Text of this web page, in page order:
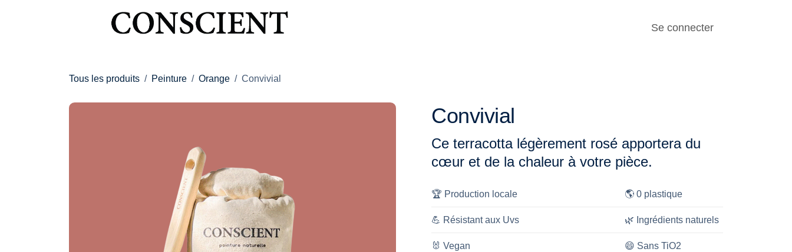
Se connecter
Tous les produits Peinture Orange Convivial
Convivial
Ce terracotta légèrement rosé apportera du
cœur et de la chaleur à votre pièce.
🏆 Production locale 🌎 0 plastique
💪 Résistant aux Uvs 🌿 Ingrédients naturels
🐰 Vegan 😄 Sans TiO2